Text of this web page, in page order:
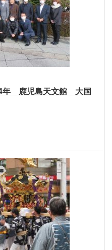
4年 鹿児島天文館 大国